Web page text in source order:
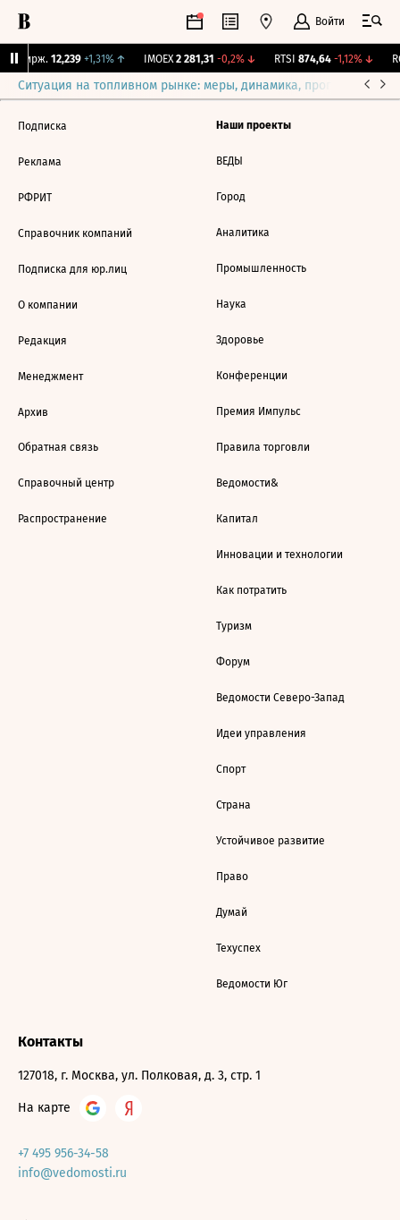
Войти
Бирж. 12,239 +1,31%↑ IMOEX 2 281,31 -0,2%↓ RTSI 874,64 -1,12%↓
Ситуация на топливном рынке: меры, динамика, прогнозы
Подписка
Реклама
РФРИТ
Справочник компаний
Подписка для юр.лиц
О компании
Редакция
Менеджмент
Архив
Обратная связь
Справочный центр
Распространение
Наши проекты
ВЕДЫ
Город
Аналитика
Промышленность
Наука
Здоровье
Конференции
Премия Импульс
Правила торговли
Ведомости&
Капитал
Инновации и технологии
Как потратить
Туризм
Форум
Ведомости Северо-Запад
Идеи управления
Спорт
Страна
Устойчивое развитие
Право
Думай
Техуспех
Ведомости Юг
Контакты
127018, г. Москва, ул. Полковая, д. 3, стр. 1
На карте
+7 495 956-34-58
info@vedomosti.ru